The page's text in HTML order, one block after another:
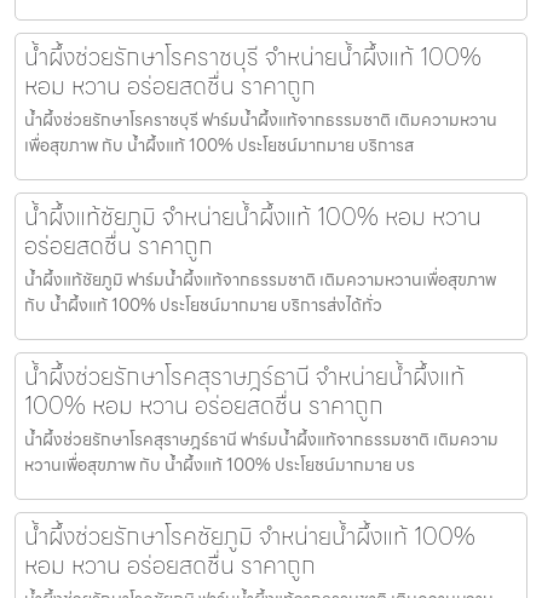
น้ำผึ้งช่วยรักษาโรคราชบุรี จำหน่ายน้ำผึ้งแท้ 100%
หอม หวาน อร่อยสดชื่น ราคาถูก
น้ำผึ้งช่วยรักษาโรคราชบุรี ฟาร์มน้ำผึ้งแท้จากธรรมชาติ เติมความหวาน
เพื่อสุขภาพ กับ น้ำผึ้งแท้ 100% ประโยชน์มากมาย บริการส
น้ำผึ้งแท้ชัยภูมิ จำหน่ายน้ำผึ้งแท้ 100% หอม หวาน
อร่อยสดชื่น ราคาถูก
น้ำผึ้งแท้ชัยภูมิ ฟาร์มน้ำผึ้งแท้จากธรรมชาติ เติมความหวานเพื่อสุขภาพ
กับ น้ำผึ้งแท้ 100% ประโยชน์มากมาย บริการส่งได้ทั่ว
น้ำผึ้งช่วยรักษาโรคสุราษฎร์ธานี จำหน่ายน้ำผึ้งแท้
100% หอม หวาน อร่อยสดชื่น ราคาถูก
น้ำผึ้งช่วยรักษาโรคสุราษฎร์ธานี ฟาร์มน้ำผึ้งแท้จากธรรมชาติ เติมความ
หวานเพื่อสุขภาพ กับ น้ำผึ้งแท้ 100% ประโยชน์มากมาย บร
น้ำผึ้งช่วยรักษาโรคชัยภูมิ จำหน่ายน้ำผึ้งแท้ 100%
หอม หวาน อร่อยสดชื่น ราคาถูก